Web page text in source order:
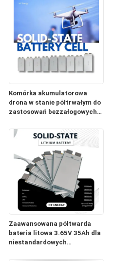
Komórka akumulatorowa
drona w stanie półtrwałym do
zastosowań bezzałogowych
i lotnictwa niskiej wysokości
Zaawansowana półtwarda
bateria litowa 3.65V 35Ah dla
niestandardowych